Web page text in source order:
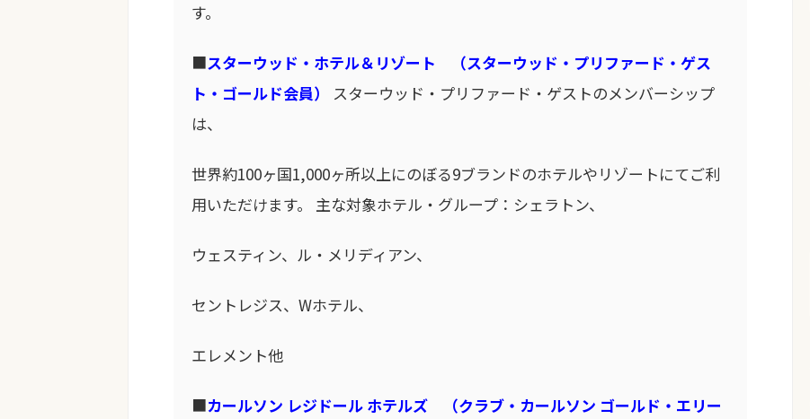
す。
■スターウッド・ホテル＆リゾート （スターウッド・プリファード・ゲス
ト・ゴールド会員）
スターウッド・プリファード・ゲストのメンバーシップ
は、
世界約100ヶ国1,000ヶ所以上にのぼる9ブランドのホテルやリゾートにてご利
用いただけます。 主な対象ホテル・グループ：シェラトン、
ウェスティン、ル・メリディアン、
セントレジス、Wホテル、
エレメント他
■カールソン レジドール ホテルズ （クラブ・カールソン ゴールド・エリー